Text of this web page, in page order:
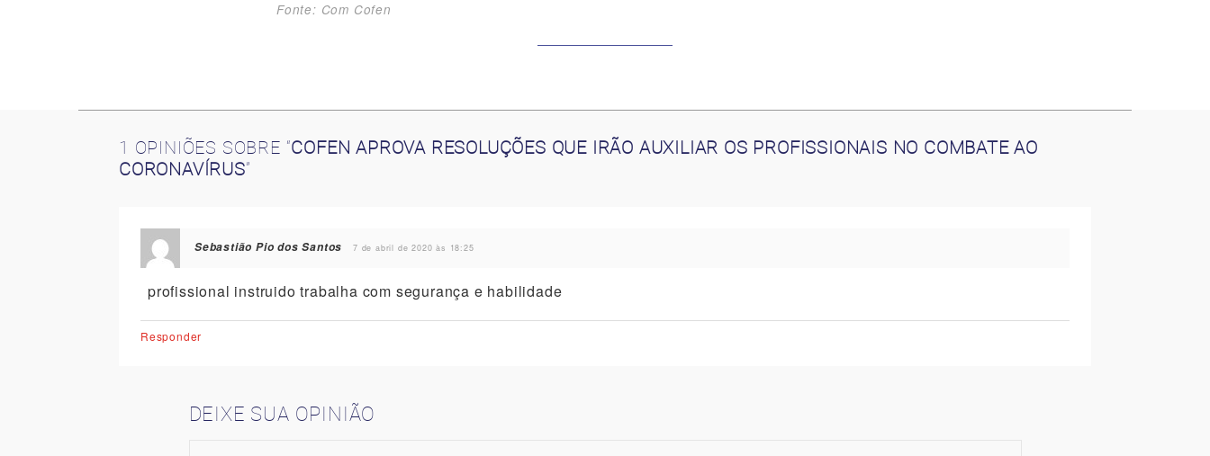
Fonte: Com Cofen
1 OPINIÕES SOBRE “COFEN APROVA RESOLUÇÕES QUE IRÃO AUXILIAR OS PROFISSIONAIS NO COMBATE AO
CORONAVÍRUS”
Sebastião Pio dos Santos 7 de abril de 2020 às 18:25
profissional instruido trabalha com segurança e habilidade
Responder
DEIXE SUA OPINIÃO